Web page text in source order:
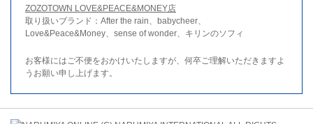
ZOZOTOWN LOVE&PEACE&MONEY店
取り扱いブランド：After the rain、babycheer、
Love&Peace&Money、sense of wonder、キリンのソフィ
お客様にはご不便をおかけいたしますが、何卒ご理解いただきますよ
うお願い申し上げます。